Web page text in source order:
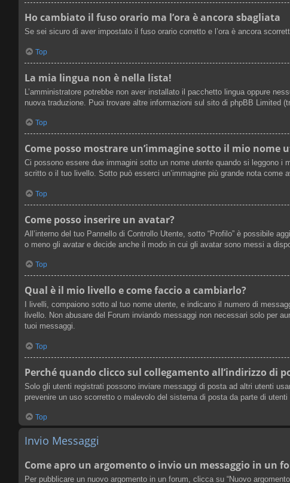
Ho cambiato il fuso orario ma l’ora è ancora sbagliata
Se sei sicuro di aver impostato il fuso orario corretto e l’ora è ancora
Top
La mia lingua non è nella lista!
L’amministratore potrebbe non aver installato il pacchetto lingua oppure
nuova traduzione. Puoi trovare altre informazioni sul sito di phpBB Limited
Top
Come posso mostrare un’immagine sotto il mio nome
Ci possono essere due immagini sotto un nome utente quando si leggono
scritto o il tuo livello. Sotto può esserci un’immagine più grande nota come
Top
Come posso inserire un avatar?
All’interno del tuo Pannello di Controllo Utente, sotto “Profilo” è possibile
o meno gli avatar e decide anche il modo in cui gli avatar sono messi a
Top
Qual è il mio livello e come faccio a cambiarlo?
I livelli, compaiono sotto al tuo nome utente, e indicano il numero di
livello. Non abusare del Forum inviando messaggi non necessari solo per
tuoi messaggi.
Top
Perché quando clicco sul collegamento all’indirizzo di
Solo gli utenti registrati possono inviare messaggi di posta ad altri utenti
prevenire un uso scorretto o malevolo del sistema di posta da parte di utenti
Top
Invio Messaggi
Come apro un argomento o invio un messaggio in un
Per pubblicare un nuovo argomento in un forum, clicca su “Nuovo